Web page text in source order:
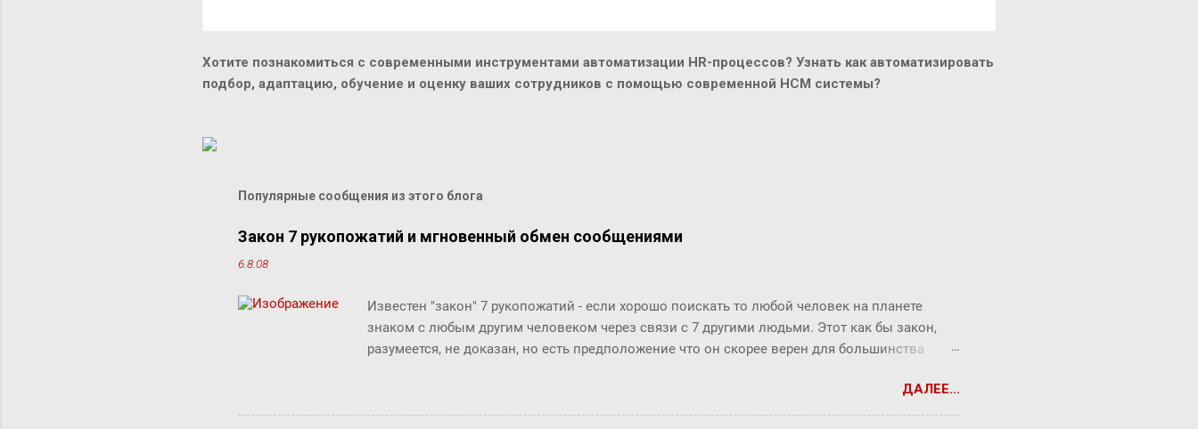
Хотите познакомиться с современными инструментами автоматизации HR-процессов? Узнать как автоматизировать
подбор, адаптацию, обучение и оценку ваших сотрудников с помощью современной HCM системы?
Популярные сообщения из этого блога
Закон 7 рукопожатий и мгновенный обмен сообщениями
6.8.08
Известен "закон" 7 рукопожатий - если хорошо поискать то любой человек на планете
знаком с любым другим человеком через связи с 7 другими людьми. Этот как бы закон,
разумеется, не доказан, но есть предположение что он скорее верен для большинства
"сжиматься" за счет технологий (интернет, авиаперелеты и т.п.). Этот закон ребята из
Microsofr Research решили проверить на пользователях Microsoft Messenger (180
ДАЛЕЕ...